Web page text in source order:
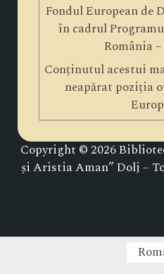
Fondul European de
în cadrul
România
Conținutul acestui
neapărat poziția
Copyright © 2026
și Aristia Aman” Dolj –